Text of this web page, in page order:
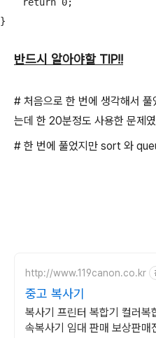
반드시 알아야할 TIP!!
# 처음으로 한 번에 생각해서
는데 한 20분정도 사용한 문제
# 한 번에 풀었지만 sort 와
http://www.119canon.co.kr
중고 복사기
복사기 프린터 복합기 컬러복
속복사기 임대 판매 보상판매